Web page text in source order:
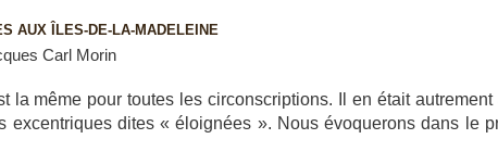
AUX ÎLES-DE-LA-MADELEINE
Carl Morin
la même pour toutes les circonscriptions. Il en était autrement
dites « éloignées ». Nous évoquerons dans le